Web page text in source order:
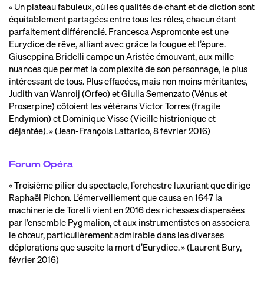
« Un plateau fabuleux, où les qualités de chant et de diction sont
équitablement partagées entre tous les rôles, chacun étant
parfaitement différencié. Francesca Aspromonte est une
Eurydice de rêve, alliant avec grâce la fougue et l’épure.
Giuseppina Bridelli campe un Aristée émouvant, aux mille
nuances que permet la complexité de son personnage, le plus
intéressant de tous. Plus effacées, mais non moins méritantes,
Judith van Wanroij (Orfeo) et Giulia Semenzato (Vénus et
Proserpine) côtoient les vétérans Victor Torres (fragile
Endymion) et Dominique Visse (Vieille histrionique et
déjantée). » (Jean-François Lattarico, 8 février 2016)
Forum Opéra
« Troisième pilier du spectacle, l’orchestre luxuriant que dirige
Raphaël Pichon. L’émerveillement que causa en 1647 la
machinerie de Torelli vient en 2016 des richesses dispensées
par l’ensemble Pygmalion, et aux instrumentistes on associera
le chœur, particulièrement admirable dans les diverses
déplorations que suscite la mort d’Eurydice. » (Laurent Bury,
février 2016)